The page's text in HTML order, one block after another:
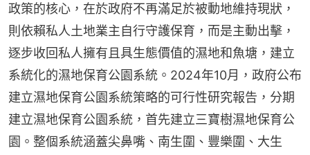
政策的核心，在於政府不再滿足於被動地維持現狀，
則依賴私人土地業主自行守護保育，而是主動出擊，
逐步收回私人擁有且具生態價值的濕地和魚塘，建立
系統化的濕地保育公園系統。2024年10月，政府公布
建立濕地保育公園系統策略的可行性研究報告，分期
建立濕地保育公園系統，首先建立三寶樹濕地保育公
園。整個系統涵蓋尖鼻嘴、南生圍、豐樂圍、大生